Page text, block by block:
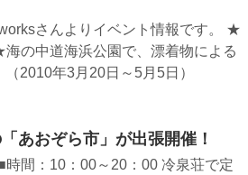
さんよりイベント情報です。 ★
の中道海浜公園で、漂着物による
2010年3月20日～5月5日）
あおぞら市」が出張開催！
間：10：00～20：00 冷泉荘で定